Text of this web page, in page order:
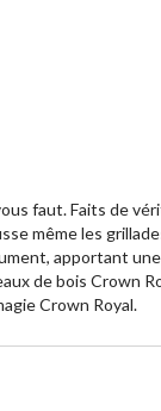
faut. Faits de
même les
apportant
de bois Crown
Crown Royal.